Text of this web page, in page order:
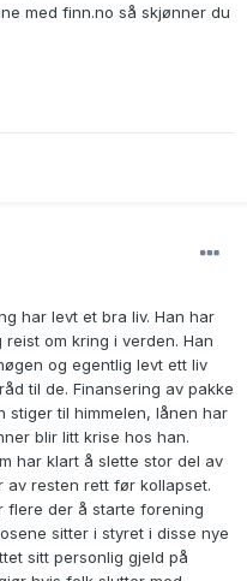
med finn.no så skjønner du
har levt et bra liv. Han har
om kring i verden. Han
og egentlig levt ett liv
til de. Finansering av pakke
til himmelen, lånen har
blir litt krise hos han.
har klart å slette stor del av
resten rett før kollapset.
flere der å starte forening
sitter i styret i disse nye
sitt personlig gjeld på